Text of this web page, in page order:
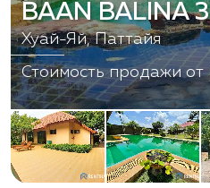
BAAN BALINA 3
Хуай-Яй, Паттайя
Стоимость продажи от